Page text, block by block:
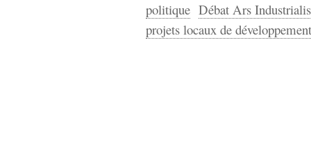
politique Débat Ars
projets locaux de